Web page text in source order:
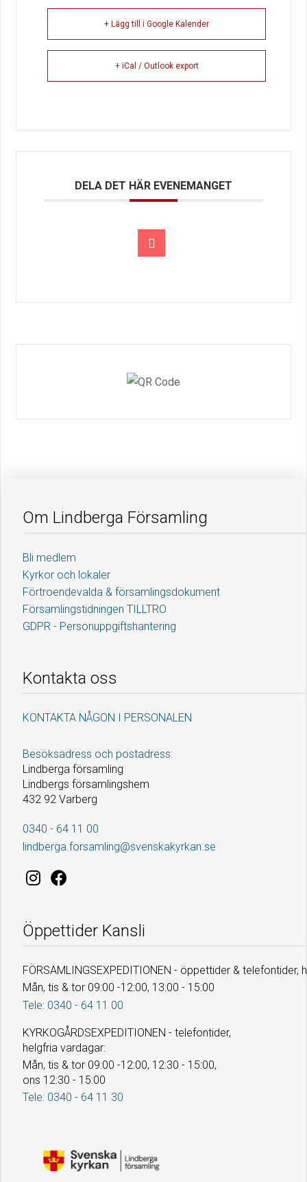
+ Lägg till i Google Kalender
+ iCal / Outlook export
DELA DET HÄR EVENEMANGET
Om Lindberga Församling
Bli medlem
Kyrkor och lokaler
Förtroendevalda & församlingsdokument
Församlingstidningen TILLTRO
GDPR - Personuppgiftshantering
Kontakta oss
KONTAKTA NÅGON I PERSONALEN
Besöksadress och postadress:
Lindberga församling
Lindbergs församlingshem
432 92 Varberg
0340 - 64 11 00
lindberga.forsamling@svenskakyrkan.se
Öppettider Kansli
FÖRSAMLINGSEXPEDITIONEN - öppettider & telefontider,
Mån, tis & tor 09:00 -12:00, 13:00 - 15:00
Tele: 0340 - 64 11 00
KYRKOGÅRDSEXPEDITIONEN - telefontider,
helgfria vardagar:
Mån, tis & tor 09:00 -12:00, 12:30 - 15:00,
ons 12:30 - 15:00
Tele: 0340 - 64 11 30